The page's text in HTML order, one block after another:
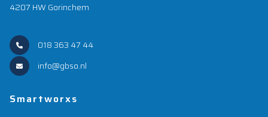
4207 HW Gorinchem
018 363 47 44
info@gbso.nl
Smartworxs